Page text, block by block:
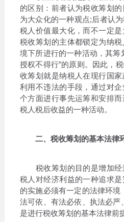
的区别：前者认为税收筹划
为大众化的一种观点;后者认
税人价值最大化，而不一定
税收筹划的主体都锁定为纳
境下所进行的一种活动，其筹
授权不得行”的原则。因此，
收筹划就是纳税人在现行国家
利用不违法的手段，通过对
个方面进行事先运筹和安排
税人税后收益的一种活动。
二、税收筹划的基本法律
税收筹划的目的是增加经
税人对经济利益的一种追求
的实施必须有一定的法律环境
法可依、有法必依、执法必严
是进行税收筹划的基本法律